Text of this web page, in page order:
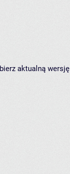
aktualną wersję